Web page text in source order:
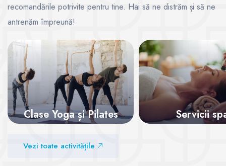
recomandările potrivite pentru tine. Hai să ne distrăm și să ne
antrenăm împreună!
Clase Yoga și Pilates
Vezi sălile
Servicii
Vezi toate activitățile